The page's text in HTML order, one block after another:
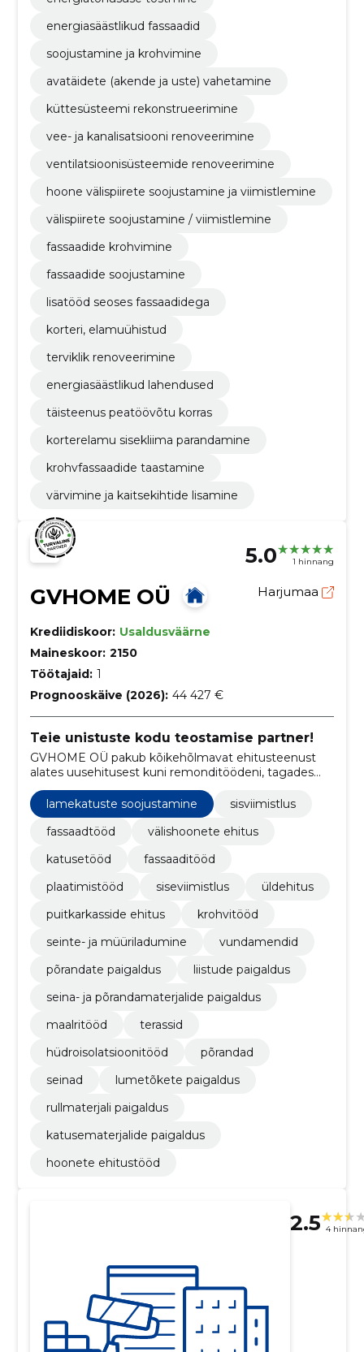
energiasäästlikud fassaadid
soojustamine ja krohvimine
avatäidete (akende ja uste) vahetamine
küttesüsteemi rekonstrueerimine
vee- ja kanalisatsiooni renoveerimine
ventilatsioonisüsteemide renoveerimine
hoone välispiirete soojustamine ja viimistlemine
välispiirete soojustamine / viimistlemine
fassaadide krohvimine
fassaadide soojustamine
lisatööd seoses fassaadidega
korteri, elamuühistud
terviklik renoveerimine
energiasäästlikud lahendused
täisteenus peatöövõtu korras
korterelamu sisekliima parandamine
krohvfassaadide taastamine
värvimine ja kaitsekihtide lisamine
5.0 1 hinnang
GVHOME OÜ Harjumaa
Krediidiskoor: Usaldusväärne
Maineskoor: 2150
Töötajaid: 1
Prognooskäive (2026): 44 427 €
Teie unistuste kodu teostamise partner!
GVHOME OÜ pakub kõikehõlmavat ehitusteenust
alates uusehitusest kuni remonditöödeni, tagades
lamekatuste soojustamine
sisviimistlus
fassaadtööd
välishoonete ehitus
katusetööd
fassaaditööd
plaatimistööd
siseviimistlus
üldehitus
puitkarkasside ehitus
krohvitööd
seinte- ja müüriladumine
vundamendid
põrandate paigaldus
liistude paigaldus
seina- ja põrandamaterjalide paigaldus
maalritööd
terassid
hüdroisolatsioonitööd
põrandad
seinad
lumetõkete paigaldus
rullmaterjali paigaldus
katusematerjalide paigaldus
hoonete ehitustööd
2.5 4